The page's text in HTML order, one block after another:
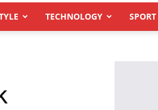
TECHNOLOGY SPORT